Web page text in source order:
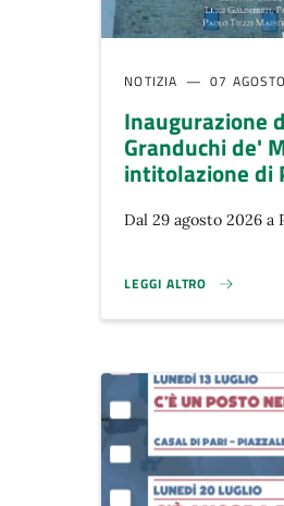
NOTIZIA 07
Inaugurazione
Granduchi de'
intitolazione di
Dal 29 agosto 2026 a
LEGGI ALTRO
INAUGURAZIONE